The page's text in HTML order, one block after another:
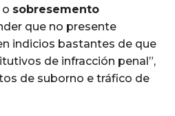
o sobresemento
que no presente
indicios bastantes de que
de infracción penal”,
de suborno e tráfico de